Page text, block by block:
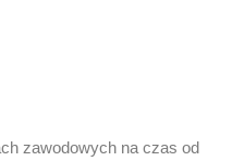
zawodowych na czas od